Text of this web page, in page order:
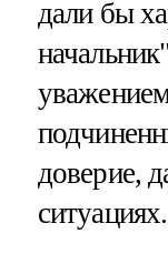
дали бы
доверие,
ситуациях.